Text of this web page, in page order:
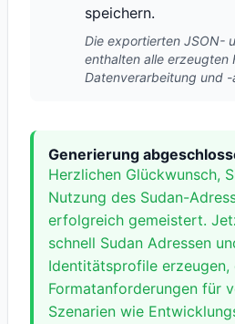
speichern.
Die exportierten JSON-
enthalten alle erzeugten
Datenverarbeitung und -
Generierung
Herzlichen Glückwunsch,
Nutzung des Sudan-
erfolgreich gemeistert.
schnell Sudan Adressen
Identitätsprofile erzeugen,
Formatanforderungen für
Szenarien wie